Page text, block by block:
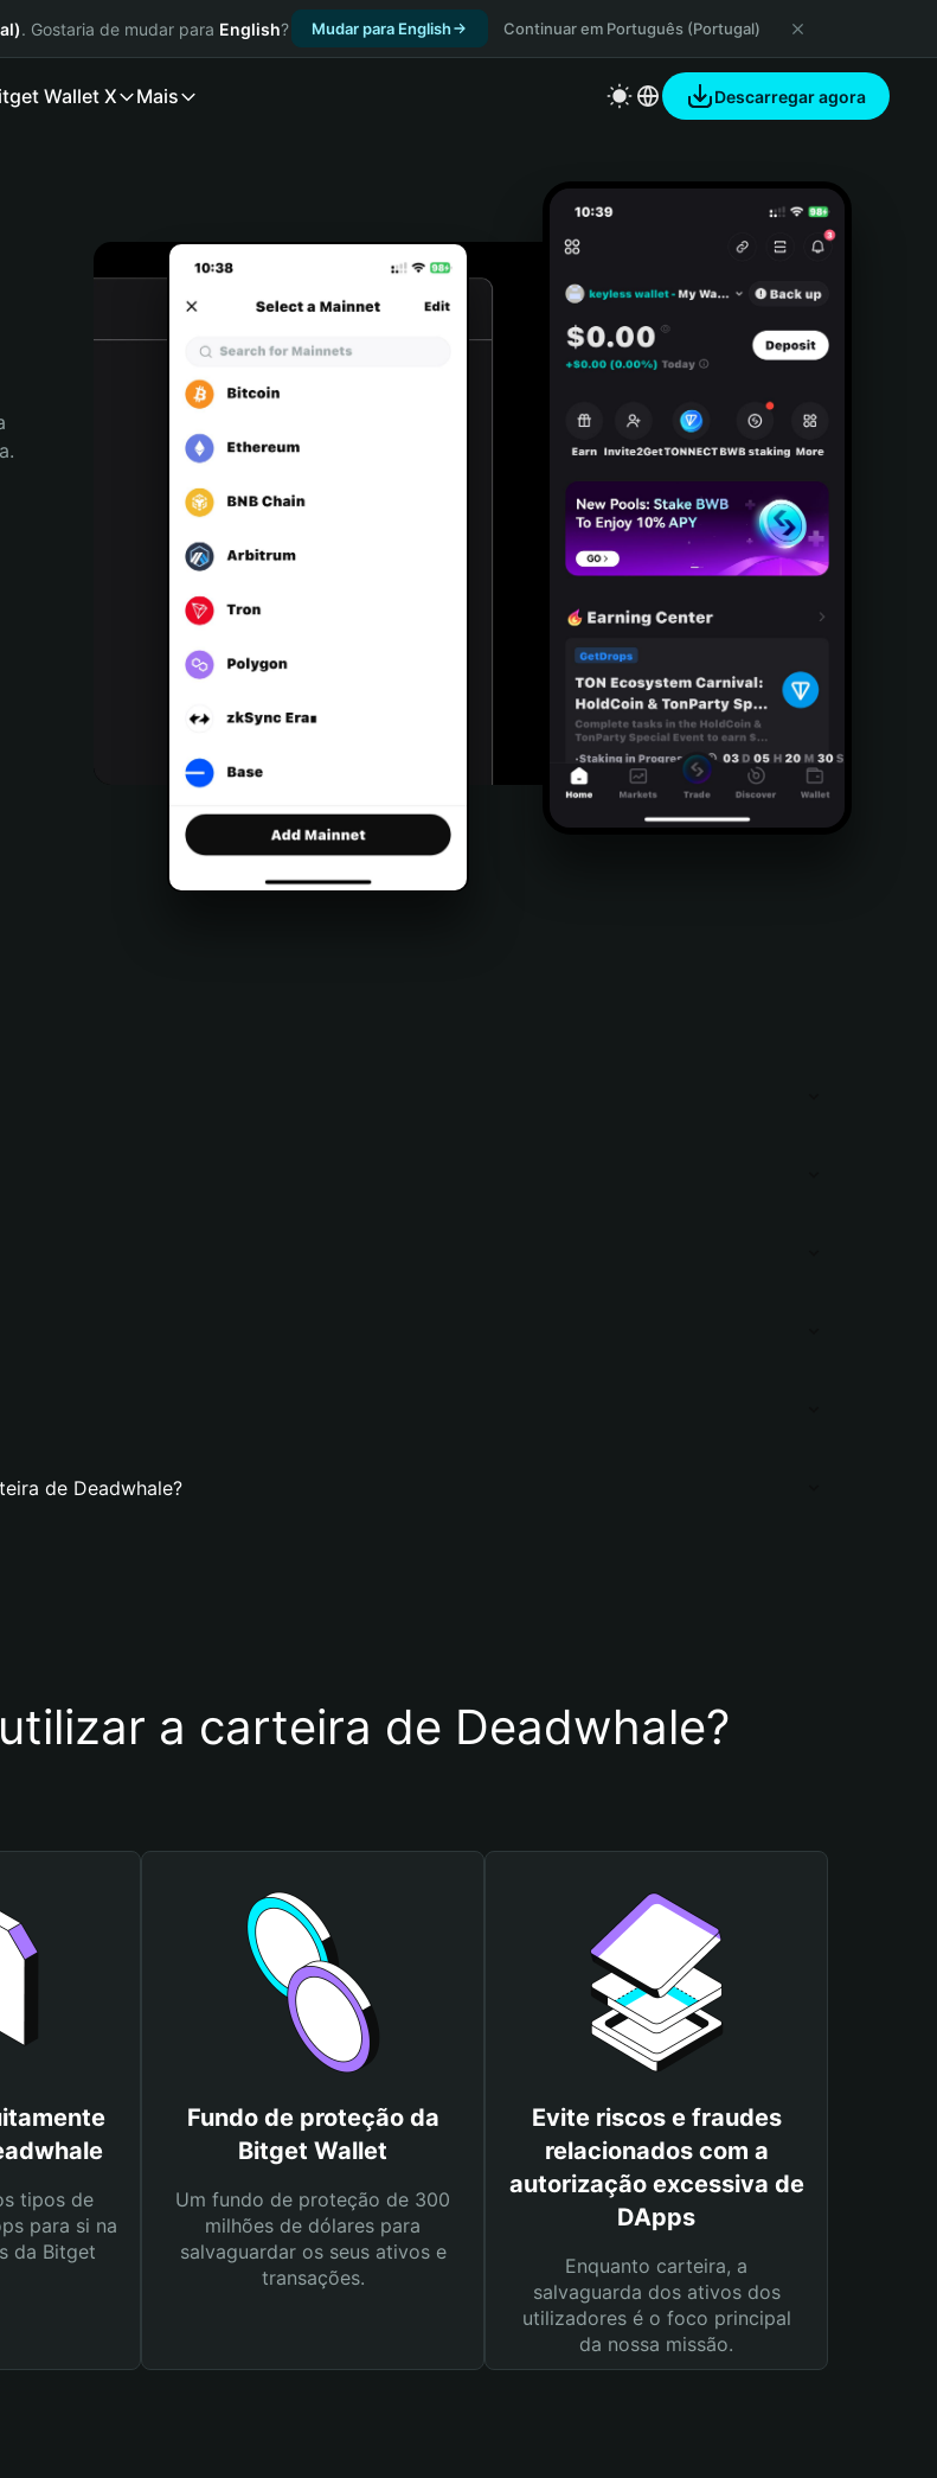
. Gostaria de mudar para English? Mudar para English Continuar em Português (Portugal)
Wallet X Mais Descarregar agora
de Deadwhale?
a carteira de Deadwhale?
tipos de
para si na
da Bitget
Fundo de proteção da
Bitget Wallet
Um fundo de proteção de 300
milhões de dólares para
salvaguardar os seus ativos e
transações.
Evite riscos e fraudes
relacionados com a
autorização excessiva de
DApps
Enquanto carteira, a
salvaguarda dos ativos dos
utilizadores é o foco principal
da nossa missão.